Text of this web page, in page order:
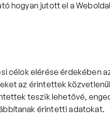
hogyan jutott el a
célok elérése érdekében
az érintettek
teszik lehetővé,
érintetti adatokat.